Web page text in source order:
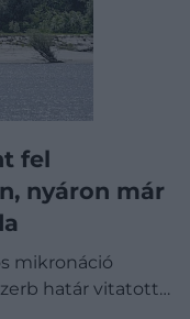
fel
nyáron már
mikronáció
határ vitatott…